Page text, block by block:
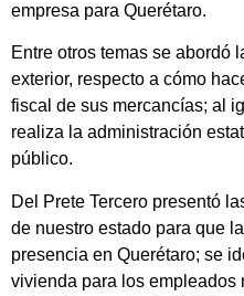
empresa para Querétaro.
Entre otros temas se abordó
exterior, respecto a cómo
fiscal de sus mercancías; al
realiza la administración
público.
Del Prete Tercero presentó
de nuestro estado para que
presencia en Querétaro; se
vivienda para los empleados